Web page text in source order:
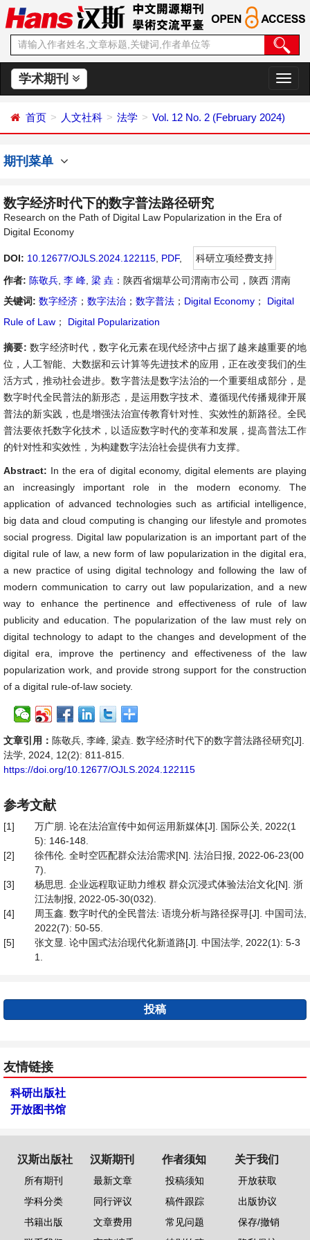
学术期刊
切
换
航
首页 人文社科 法学 Vol. 12 No. 2 (February 2024)
期刊菜单
数字经济时代下的数字普法路径研究
Research on the Path of Digital Law Popularization in the Era of
Digital Economy
DOI: 10.12677/OJLS.2024.122115 PDF,
科研立项经费支持
作者: 陈敬兵 李 峰 梁 垚 ：陕西省烟草公司渭南市公司，陕西 渭南
关键词: 数字经济 ； 数字法治 ； 数字普法 ； Digital Economy ；
Digital
Rule of Law ； Digital Popularization
摘要: 数字经济时代，数字化元素在现代经济中占据了越来越重要的地
位，人工智能、大数据和云计算等先进技术的应用，正在改变我们的生
活方式，推动社会进步。数字普法是数字法治的一个重要组成部分，是
数字时代全民普法的新形态，是运用数字技术、遵循现代传播规律开展
普法的新实践，也是增强法治宣传教育针对性、实效性的新路径。全民
普法要依托数字化技术，以适应数字时代的变革和发展，提高普法工作
的针对性和实效性，为构建数字法治社会提供有力支撑。
Abstract: In the era of digital economy, digital elements are playing
an increasingly important role in the modern economy. The
application of advanced technologies such as artificial intelligence,
big data and cloud computing is changing our lifestyle and promotes
social progress. Digital law popularization is an important part of the
digital rule of law, a new form of law popularization in the digital era,
a new practice of using digital technology and following the law of
modern communication to carry out law popularization, and a new
way to enhance the pertinence and effectiveness of rule of law
publicity and education. The popularization of the law must rely on
digital technology to adapt to the changes and development of the
digital era, improve the pertinency and effectiveness of the law
popularization work, and provide strong support for the construction
of a digital rule-of-law society.
文章引用： 陈敬兵, 李峰, 梁垚. 数字经济时代下的数字普法路径研究[J].
法学, 2024, 12(2): 811-815.
https://doi.org/10.12677/OJLS.2024.122115
参考文献
[1]
万广朋. 论在法治宣传中如何运用新媒体[J]. 国际公关, 2022(1
5): 146-148.
[2]
徐伟伦. 全时空匹配群众法治需求[N]. 法治日报, 2022-06-23(00
7).
[3]
杨思思. 企业远程取证助力维权 群众沉浸式体验法治文化[N]. 浙
江法制报, 2022-05-30(032).
[4]
周玉鑫. 数字时代的全民普法: 语境分析与路径探寻[J]. 中国司法,
2022(7): 50-55.
[5]
张文显. 论中国式法治现代化新道路[J]. 中国法学, 2022(1): 5-3
1.
投稿
友情链接
科研出版社
开放图书馆
汉斯出版社
所有期刊
学科分类
书籍出版
汉斯期刊
最新文章
同行评议
文章费用
作者须知
投稿须知
稿件跟踪
常见问题
关于我们
开放获取
出版协议
保存/撤销